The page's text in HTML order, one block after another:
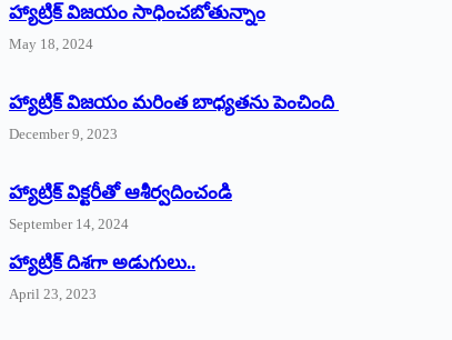
హ్యాట్రిక్‌ విజయం సాధించబోతున్నాం
May 18, 2024
హ్యాట్రిక్ విజయం మరింత బాధ్యతను పెంచింది
December 9, 2023
హ్యాట్రిక్‌ ‌విక్టరీతో ఆశీర్వదించండి
September 14, 2024
‌హ్యాట్రిక్‌ ‌దిశగా అడుగులు..
April 23, 2023